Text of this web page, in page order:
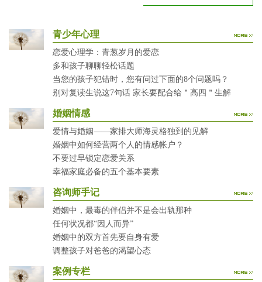
青少年心理
恋爱心理学：青葱岁月的爱恋
多和孩子聊聊轻松话题
当您的孩子犯错时，您有问过下面的8个问题吗？
别对复读生说这7句话 家长要配合给＂高四＂生解
婚姻情感
爱情与婚姻——家排大师海灵格独到的见解
婚姻中如何经营两个人的情感帐户？
不要过早锁定恋爱关系
幸福家庭必备的五个基本要素
咨询师手记
婚姻中，最毒的伴侣并不是会出轨那种
任何状况都“因人而异”
婚姻中的双方首先要自身有爱
调整孩子对爸爸的渴望心态
案例专栏